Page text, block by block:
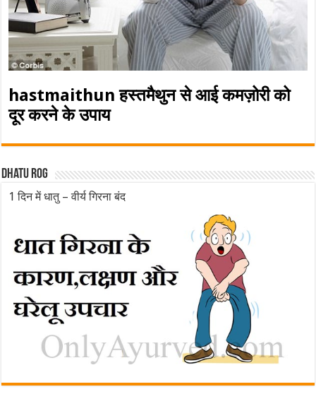
hastmaithun हस्तमैथुन से आई कमज़ोरी को
दूर करने के उपाय
Dhatu rog
1 दिन में धातु – वीर्य गिरना बंद